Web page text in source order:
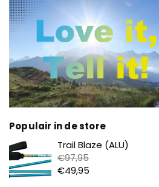
Populair in de store
Trail Blaze (ALU)
€97,95
€49,95